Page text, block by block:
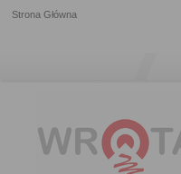
Strona Główna